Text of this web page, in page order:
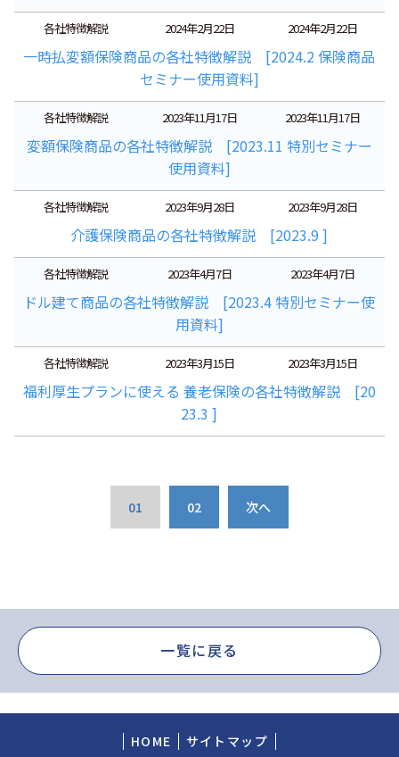
各社特徴解説 2024年2月22日 2024年2月22日
一時払変額保険商品の各社特徴解説 [2024.2 保険商品
セミナー使用資料]
各社特徴解説 2023年11月17日 2023年11月17日
変額保険商品の各社特徴解説 [2023.11 特別セミナー
使用資料]
各社特徴解説 2023年9月28日 2023年9月28日
介護保険商品の各社特徴解説 [2023.9 ]
各社特徴解説 2023年4月7日 2023年4月7日
ドル建て商品の各社特徴解説 [2023.4 特別セミナー使
用資料]
各社特徴解説 2023年3月15日 2023年3月15日
福利厚生プランに使える 養老保険の各社特徴解説 [20
23.3 ]
01 02 次へ
一覧に戻る
HOME サイトマップ